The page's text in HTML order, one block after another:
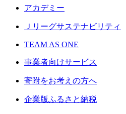
アカデミー
Ｊリーグサステナビリティ
TEAM AS ONE
事業者向けサービス
寄附をお考えの方へ
企業版ふるさと納税